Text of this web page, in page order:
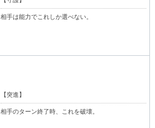
相手は能力でこれしか選べない。
【突進】
相手のターン終了時、これを破壊。